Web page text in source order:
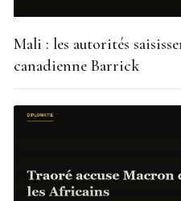
Mali : les autorités
canadienne Barrick